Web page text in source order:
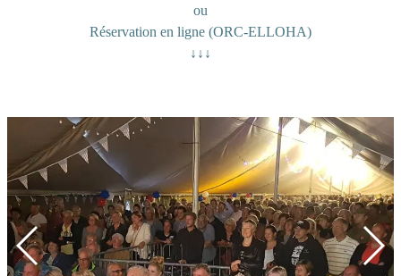
ou
Réservation en ligne (ORC-ELLOHA)
↓↓↓